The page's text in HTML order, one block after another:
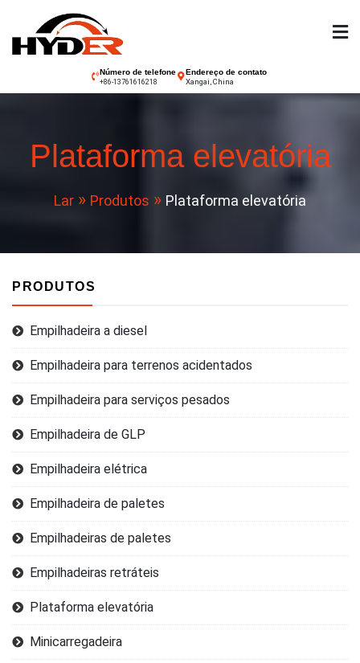
Empilhadeira Hyder
Número de telefone
+86-13761616218
Endereço de contato
Xangai, China
Plataforma elevatória
Lar Produtos Plataforma elevatória
PRODUTOS
Empilhadeira a diesel
Empilhadeira para terrenos acidentados
Empilhadeira para serviços pesados
Empilhadeira de GLP
Empilhadeira elétrica
Empilhadeira de paletes
Empilhadeiras de paletes
Empilhadeiras retráteis
Plataforma elevatória
Minicarregadeira